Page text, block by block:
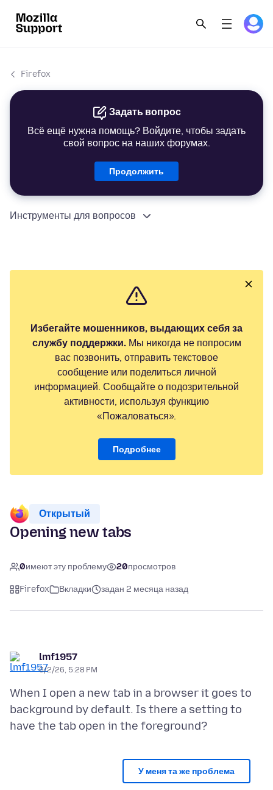
Firefox
Задать вопрос
Всё ещё нужна помощь? Войдите, чтобы задать
свой вопрос на наших форумах.
Продолжить
Инструменты для вопросов
Избегайте мошенников, выдающих себя за
службу поддержки.Мы никогда не попросим
вас позвонить, отправить текстовое
сообщение или поделиться личной
информацией. Сообщайте о подозрительной
активности, используя функцию
«Пожаловаться».
Подробнее
Открытый
Opening new tabs
0имеют эту проблему 20просмотров
Firefox Вкладки задан 2 месяца назад
lmf1957
6/2/26, 5:28 PM
When I open a new tab in a browser it goes to
background by default. Is there a setting to
У меня та же проблема